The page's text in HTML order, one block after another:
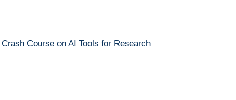
Course on AI Tools for Research